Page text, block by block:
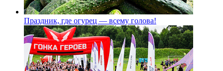
Праздник, где огурец — всему голова!